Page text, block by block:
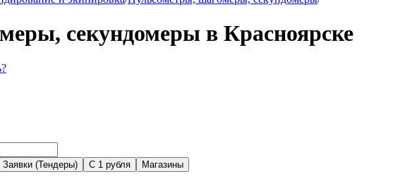
секундомеры в Красноярске
Заявки (Тендеры) С 1 рубля Магазины